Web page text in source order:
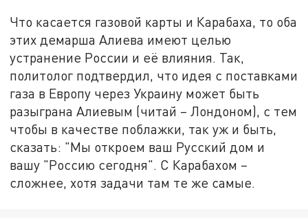
Что касается газовой карты и Карабаха, то оба
этих демарша Алиева имеют целью
устранение России и её влияния. Так,
политолог подтвердил, что идея с поставками
газа в Европу через Украину может быть
разыграна Алиевым (читай – Лондоном), с тем
чтобы в качестве поблажки, так уж и быть,
сказать: "Мы откроем ваш Русский дом и
вашу "Россию сегодня". С Карабахом –
сложнее, хотя задачи там те же самые.